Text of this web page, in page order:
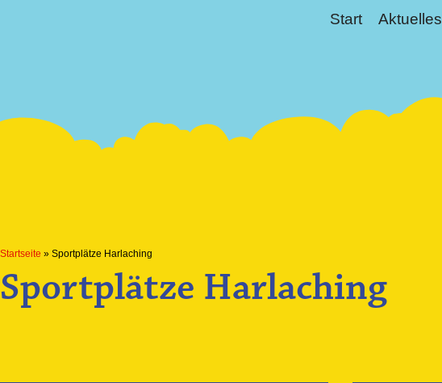
Start Aktuelles
Startseite » Sportplätze Harlaching
Sportplätze Harlaching